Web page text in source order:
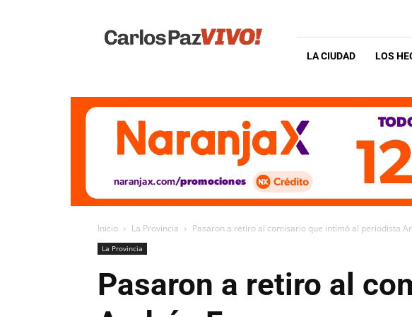
Vivo
LA CIUDAD LOS
Inicio La Provincia Pasaron a retiro al comisario que intimó al periodista
La Provincia
Pasaron a retiro al